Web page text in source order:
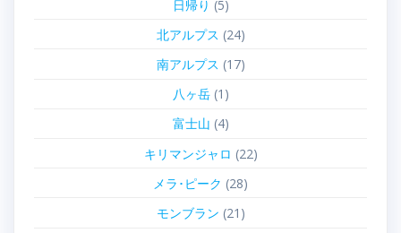
日帰り (5)
北アルプス (24)
南アルプス (17)
八ヶ岳(1)
富士山 (4)
キリマンジャロ (22)
メラ･ピーク (28)
モンブラン (21)